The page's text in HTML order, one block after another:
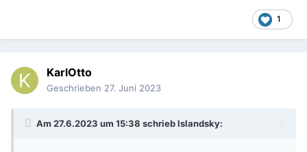
1
KarlOtto
Geschrieben 27. Juni 2023
Am 27.6.2023 um 15:38 schriebIslandsky: